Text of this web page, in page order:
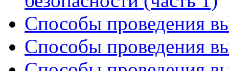
Способы проведения
Способы проведения